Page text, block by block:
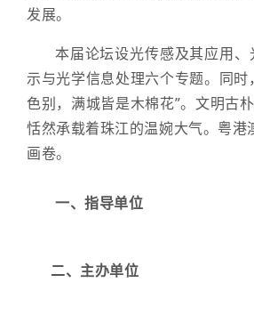
发展。
本届论坛设光传感及其应用
示与光学信息处理六个专题。同
色别，满城皆是木棉花”。文明古
恬然承载着珠江的温婉大气。 粤港
画卷。
一、指导单位
二、主办单位